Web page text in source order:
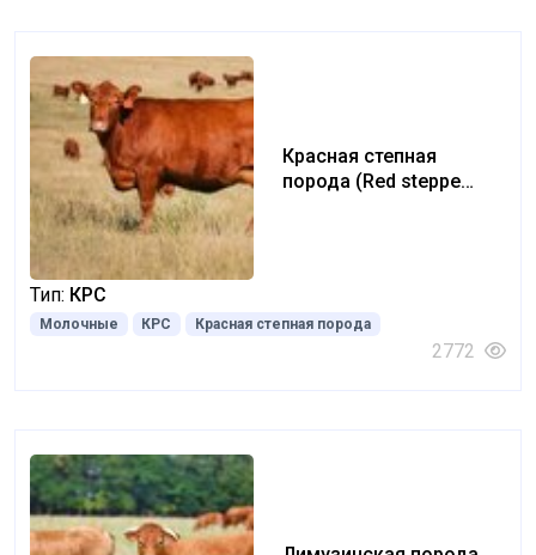
Красная степная
порода (Red steppe
Тип: КРС
Молочные КРС Красная степная порода
2772